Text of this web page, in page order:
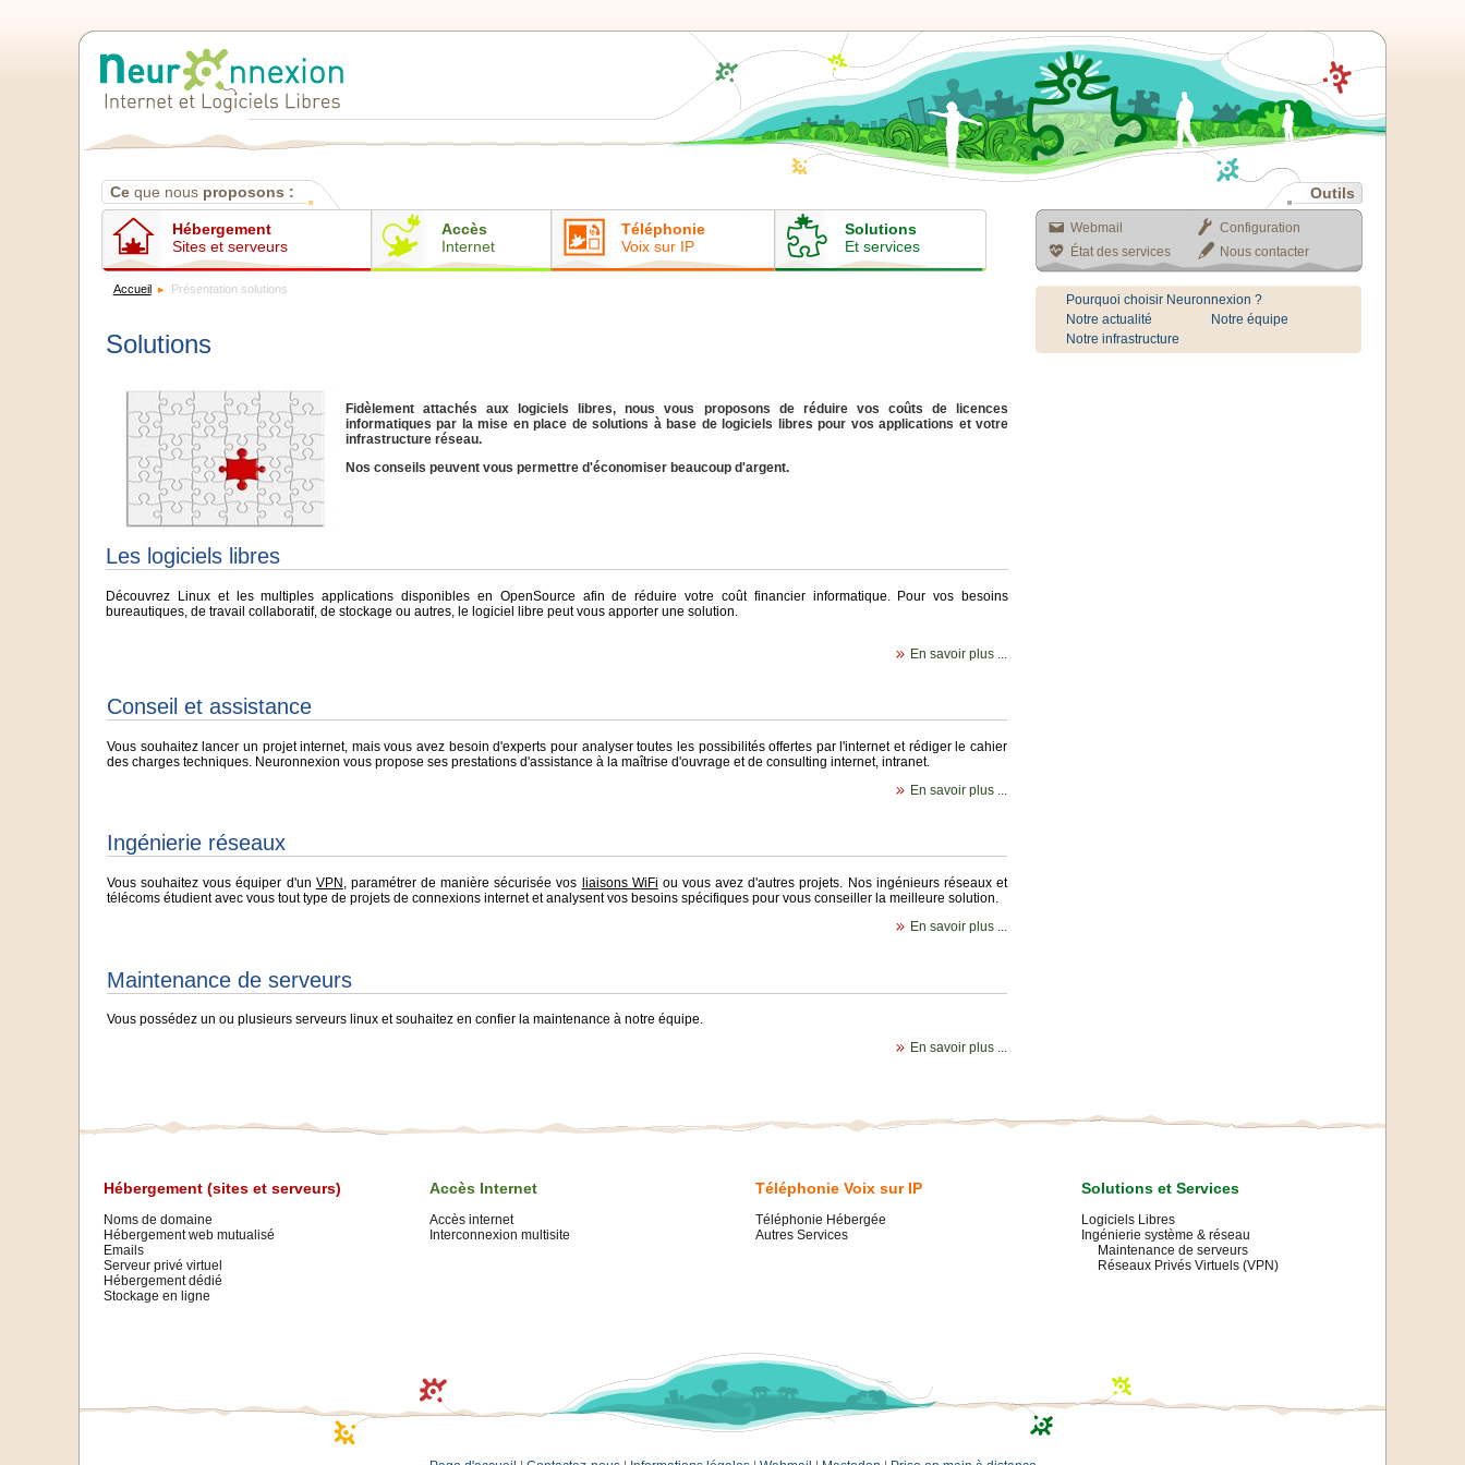
Ce que nous proposons :
Hébergement
Sites et serveurs
Accès
Internet
Téléphonie
Voix sur IP
Solutions
Et services
Outils
Webmail
Configuration
État des services
Nous contacter
Pourquoi choisir Neuronnexion ?
Notre actualité
Notre équipe
Notre infrastructure
Accueil Présentation solutions
Solutions
Fidèlement attachés aux logiciels libres, nous vous proposons de réduire vos coûts de licences
informatiques par la mise en place de solutions à base de logiciels libres pour vos applications et votre
infrastructure réseau.
Nos conseils peuvent vous permettre d'économiser beaucoup d'argent.
Les logiciels libres
Découvrez Linux et les multiples applications disponibles en OpenSource afin de réduire votre coût financier informatique. Pour vos besoins
bureautiques, de travail collaboratif, de stockage ou autres, le logiciel libre peut vous apporter une solution.
En savoir plus ...
Conseil et assistance
Vous souhaitez lancer un projet internet, mais vous avez besoin d'experts pour analyser toutes les possibilités offertes par l'internet et rédiger le cahier
des charges techniques. Neuronnexion vous propose ses prestations d'assistance à la maîtrise d'ouvrage et de consulting internet, intranet.
En savoir plus ...
Ingénierie réseaux
Vous souhaitez vous équiper d'un VPN , paramétrer de manière sécurisée vos liaisons WiFi ou vous avez d'autres projets. Nos ingénieurs réseaux et
télécoms étudient avec vous tout type de projets de connexions internet et analysent vos besoins spécifiques pour vous conseiller la meilleure solution.
En savoir plus ...
Maintenance de serveurs
Vous possédez un ou plusieurs serveurs linux et souhaitez en confier la maintenance à notre équipe.
En savoir plus ...
Hébergement (sites et serveurs)
Noms de domaine
Hébergement web mutualisé
Emails
Serveur privé virtuel
Hébergement dédié
Stockage en ligne
Accès Internet
Accès internet
Interconnexion multisite
Téléphonie Voix sur IP
Téléphonie Hébergée
Autres Services
Solutions et Services
Logiciels Libres
Ingénierie système & réseau
Maintenance de serveurs
Réseaux Privés Virtuels (VPN)